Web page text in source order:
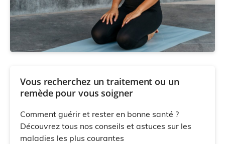
Vous recherchez un traitement ou un
remède pour vous soigner
Comment guérir et rester en bonne santé ?
Découvrez tous nos conseils et astuces sur les
maladies les plus courantes